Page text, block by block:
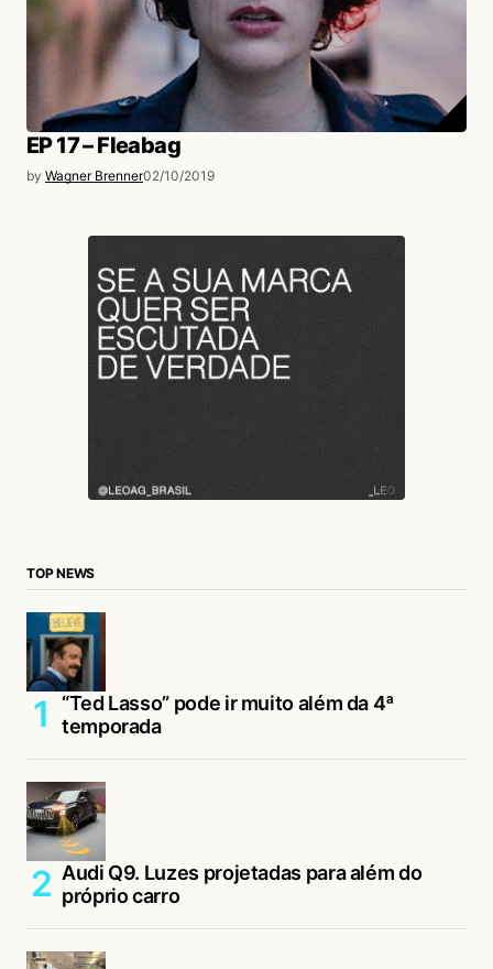
EP 17 – Fleabag
by Wagner Brenner02/10/2019
TOP NEWS
“Ted Lasso” pode ir muito além da 4ª
temporada
Audi Q9. Luzes projetadas para além do
próprio carro